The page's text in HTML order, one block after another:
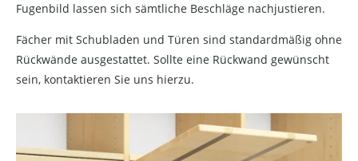
Fugenbild lassen sich sämtliche Beschläge nachjustieren.
Fächer mit Schubladen und Türen sind standardmäßig ohne
Rückwände ausgestattet. Sollte eine Rückwand gewünscht
sein, kontaktieren Sie uns hierzu.